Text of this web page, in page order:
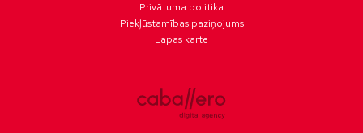
Privātuma politika
Piekļūstamības paziņojums
Lapas karte